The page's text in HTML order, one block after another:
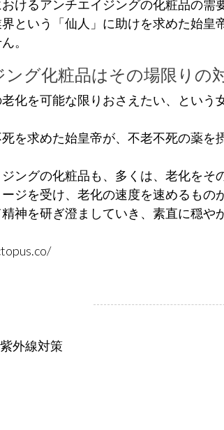
けるアンチエイジングの化粧品の需
という「仙人」に助けを求めた始
。
グ化粧品はその場限りの
化を可能な限りおさえたい、とい
を求めた始皇帝が、不老不死の薬
ングの化粧品も、多くは、老化を
ジを受け、老化の速度を速めるもの
神を研ぎ澄ましていき、素直に穏
外線対策